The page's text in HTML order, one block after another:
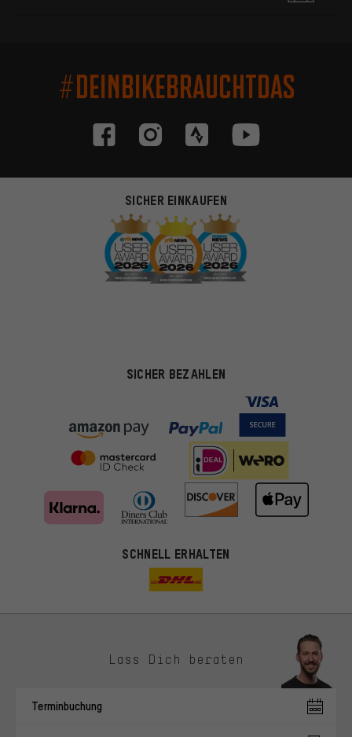
#DEINBIKEBRAUCHTDAS
SICHER EINKAUFEN
SICHER BEZAHLEN
SCHNELL ERHALTEN
Lass Dich beraten
Terminbuchung
Du bekommst, statt zufälliger Werbung, genauer passende
Angebote von uns. Diese Cookies helfen uns, Deine Interessen